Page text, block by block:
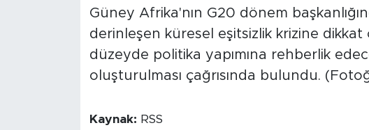
Güney Afrika'nın G20 dönem
derinleşen küresel eşitsizlik krizine dikkat
düzeyde politika yapımına rehberlik
oluşturulması çağrısında bulundu.
Kaynak: RSS